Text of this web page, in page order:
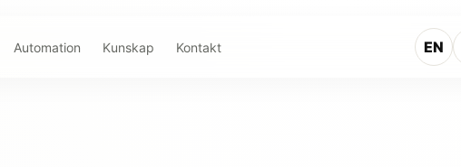
Automation Kunskap Kontakt EN